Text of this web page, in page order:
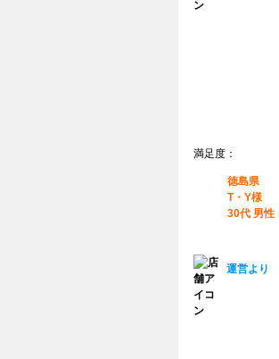
満足度：
徳島県
T・Y様
30代 男性
運営より